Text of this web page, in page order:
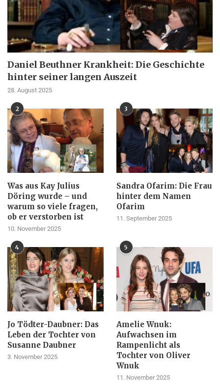
Daniel Beuthner Krankheit: Die Geschichte
hinter seiner langen Auszeit
28. August 2025
2
Was aus Kay Julius
Döring wurde – und
warum so viele fragen,
ob er verstorben ist
10. November 2025
3
Sandra Ofarim: Die Frau
hinter dem Namen
Ofarim
11. September 2025
4
Jo Tödter-Daubner: Das
Leben der Tochter von
Susanne Daubner
3. November 2025
5
Amelie Wnuk:
Aufwachsen im
Rampenlicht als
Tochter von Oliver
Wnuk
11. November 2025